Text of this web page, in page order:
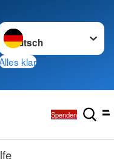
wechseln zu
klar
Spenden